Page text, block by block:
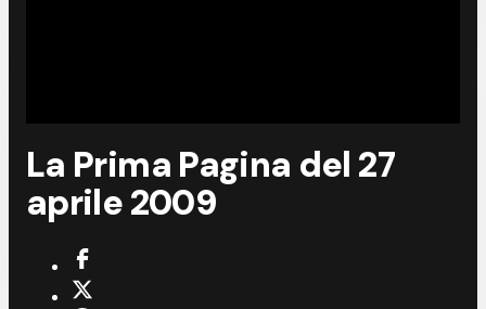
La Prima Pagina del 27
aprile 2009